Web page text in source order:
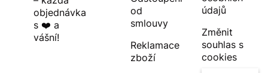
objednávka
s ❤️ a
vášní!
od
smlouvy
Reklamace
zboží
údajů
Změnit
souhlas s
cookies